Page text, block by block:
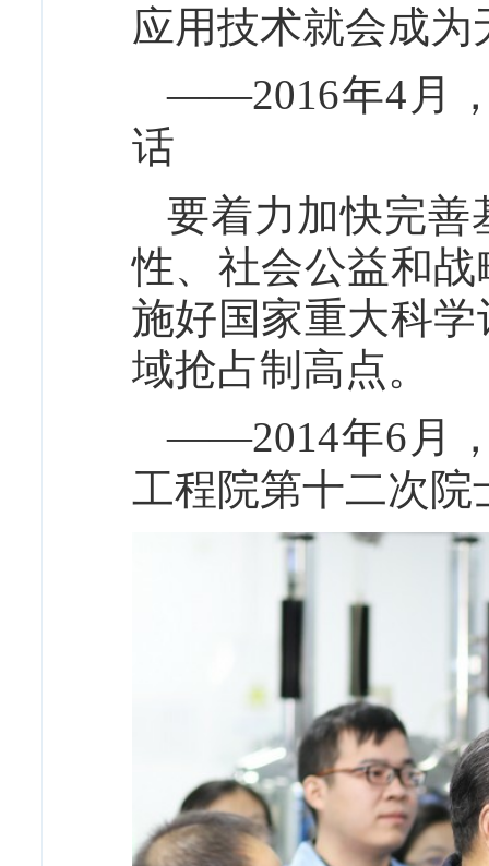
应用技术就会成
——2016年4月
话
要着力加快完善
性、社会公益和
施好国家重大科
域抢占制高点。
——2014年6月
工程院第十二次院